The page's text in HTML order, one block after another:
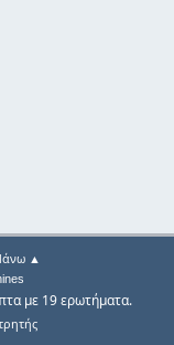
▲
με 19 ερωτήματα.